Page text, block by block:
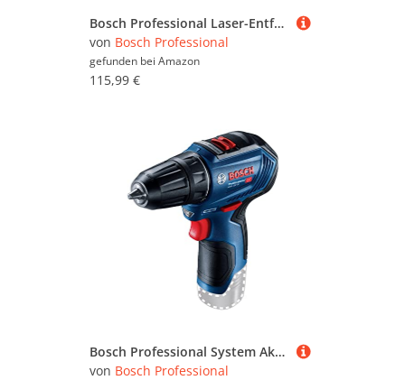
Bosch Professional Laser-Entfernungsmesser GLM 50-22 (Reichweite: bis zu 50 m, robust, IP65, ± 1,5 mm*, 2x AA-Batterie, Schlaufe, Tasche)
von Bosch Professional
gefunden bei Amazon
115,99 €
Bosch Professional System Akku Bohrschrauber GSR (max. Drehmoment 30 Nm, ohne Akkus und Ladegerät, im Karton) - Blau, 12 V-30
von Bosch Professional